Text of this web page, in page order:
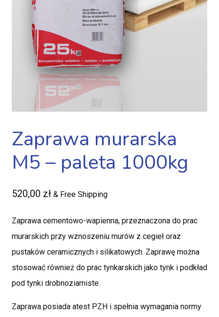
Zaprawa murarska
M5 – paleta 1000kg
520,00 zł & Free Shipping
Zaprawa cementowo-wapienna, przeznaczona do prac
murarskich przy wznoszeniu murów z cegieł oraz
pustaków ceramicznych i silikatowych. Zaprawę można
stosować również do prac tynkarskich jako tynk i podkład
pod tynki drobnoziarniste.
Zaprawa posiada atest PZH i spełnia wymagania normy